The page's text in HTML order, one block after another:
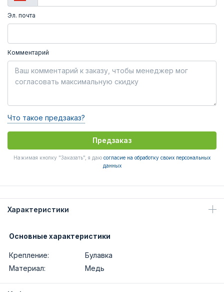
Эл. почта
Комментарий
Что такое предзаказ?
Предзаказ
Нажимая кнопку "Заказать", я даю согласие на обработку своих персональных
данных
Характеристики
Основные характеристики
Крепление:
Булавка
Материал:
Медь